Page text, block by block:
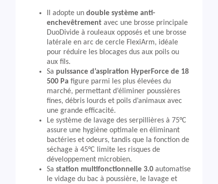
Il adopte un double système anti-
enchevêtrement avec une brosse principale
DuoDivide à rouleaux opposés et une brosse
latérale en arc de cercle FlexiArm, idéale
pour réduire les blocages dus aux poils ou
aux fils.
Sa puissance d’aspiration HyperForce de 18
500 Pa figure parmi les plus élevées du
marché, permettant d’éliminer poussières
fines, débris lourds et poils d’animaux avec
une grande efficacité.
Le système de lavage des serpillières à 75°C
assure une hygiène optimale en éliminant
bactéries et odeurs, tandis que la fonction de
séchage à 45°C limite les risques de
développement microbien.
Sa station multifonctionnelle 3.0 automatise
le vidage du bac à poussière, le lavage et